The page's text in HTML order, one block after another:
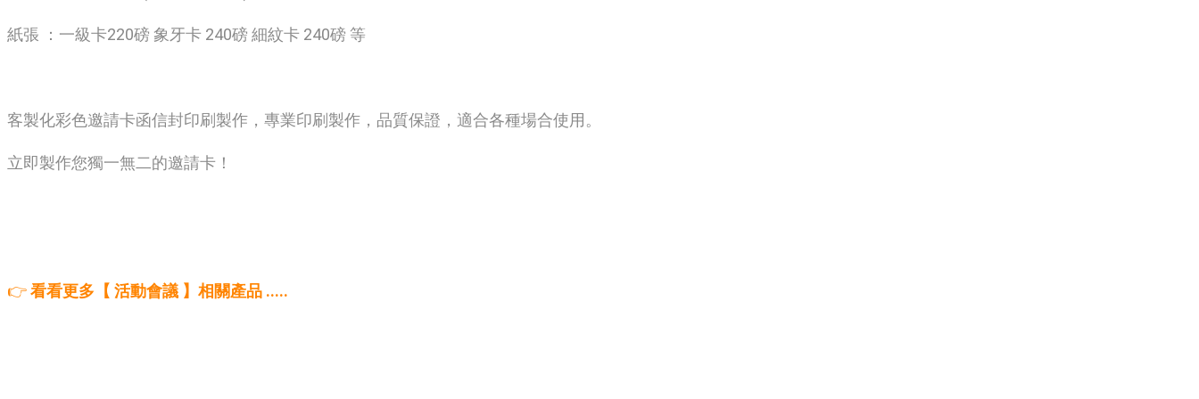
紙張 ：一級卡220磅 象牙卡 240磅 細紋卡 240磅 等
客製化彩色邀請卡函信封印刷製作，專業印刷製作，品質保證，適合各種場合使用。
立即製作您獨一無二的邀請卡！
👉看看更多【 活動會議 】相關產品 .....